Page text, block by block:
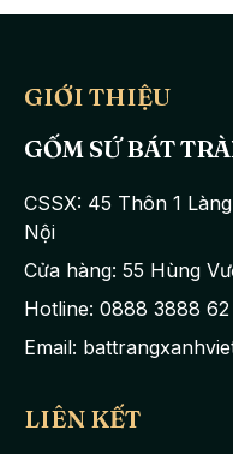
Chim hạc có tuổi thọ cao,
bền lâu nên thường được
nghĩa chúc
GIỚI THIỆU
GỐM SỨ BÁT
CSSX: 45 Thôn 1
Nội
Cửa hàng: 55 Hùng
Hotline: 0888 3888 62
Email:
LIÊN KẾT